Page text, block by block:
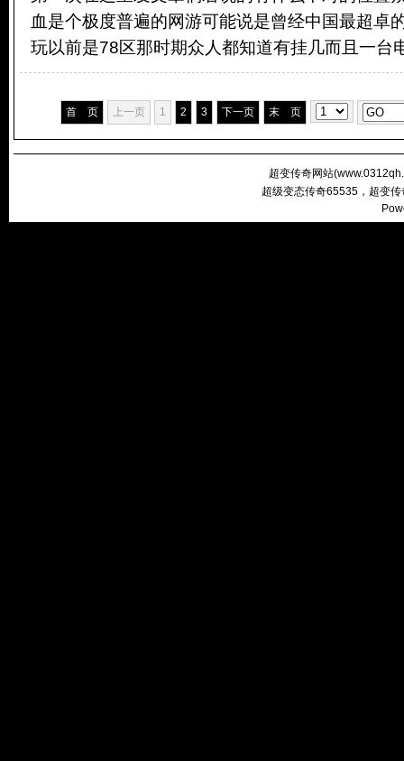
血是个极度普遍的网游可能说是曾经中国最超卓
玩以前是78区那时期众人都知道有挂几而且一台
首 页 上一页 1 2 3 下一页 末 页
超变传奇网站(
超级变态传奇65535，超变